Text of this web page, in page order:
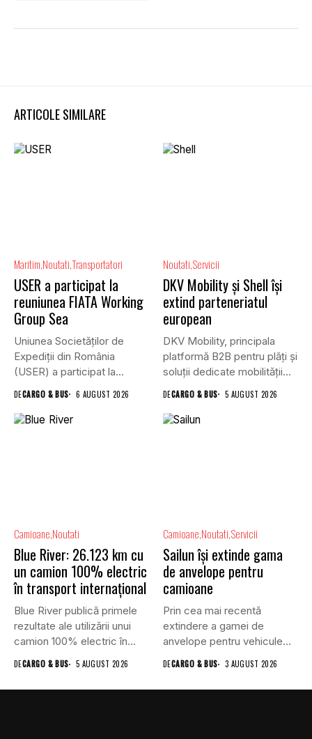
ARTICOLE SIMILARE
Maritim NoutatiTransportatori
USER a participat la
reuniunea FIATA Working
Group Sea
Uniunea Societăților de
Expediții din România
(USER) a participat la
DECARGO & BUS 6 AUGUST 2026
Noutati Servicii
DKV Mobility și Shell își
extind parteneriatul
european
DKV Mobility, principala
platformă B2B pentru plăți și
soluții dedicate mobilității
DECARGO & BUS 5 AUGUST 2026
Camioane Noutati
Blue River: 26.123 km cu
un camion 100% electric
în transport internațional
Blue River publică primele
rezultate ale utilizării unui
camion 100% electric în...
DECARGO & BUS 5 AUGUST 2026
Camioane Noutati Servicii
Sailun își extinde gama
de anvelope pentru
camioane
Prin cea mai recentă
extindere a gamei de
anvelope pentru vehicule
comerciale,...
DECARGO & BUS 3 AUGUST 2026